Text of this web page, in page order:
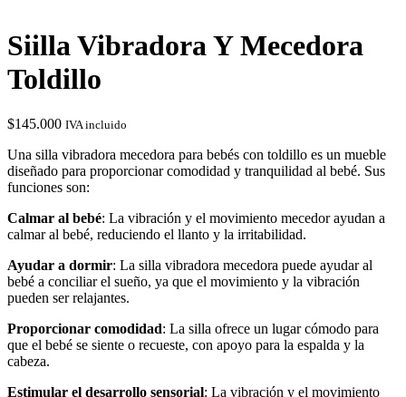
Siilla Vibradora Y Mecedora
Toldillo
$145.000 IVA incluido
Una silla vibradora mecedora para bebés con toldillo es un mueble
diseñado para proporcionar comodidad y tranquilidad al bebé. Sus
funciones son:
Calmar al bebé: La vibración y el movimiento mecedor ayudan a
calmar al bebé, reduciendo el llanto y la irritabilidad.
Ayudar a dormir: La silla vibradora mecedora puede ayudar al
bebé a conciliar el sueño, ya que el movimiento y la vibración
pueden ser relajantes.
Proporcionar comodidad: La silla ofrece un lugar cómodo para
que el bebé se siente o recueste, con apoyo para la espalda y la
cabeza.
Estimular el desarrollo sensorial: La vibración y el movimiento